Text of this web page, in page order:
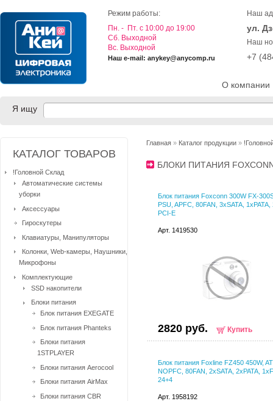
О компании
Режим работы:
Пн. - Пт. с 10:00 до 19:00
Cб. Выходной
Вс. Выходной
Наш e-mail: anykey@anycomp.ru
Наш
ул.
Наш
+7
Я ищу
Главная » Каталог продукции »
БЛОКИ ПИТАНИЯ
Блок питания Foxconn 300W FX-
PSU, APFC, 80FAN, 3xSATA, 1xPATA,
PCI-E
Арт. 1419530
2820 руб. Купить
Блок питания Foxline FZ450 450W,
NOPFC, 80FAN, 2xSATA, 2xPATA,
24+4
Арт. 1958192
КАТАЛОГ ТОВАРОВ
!Головной Склад
Автоматические системы
уборки
Аксессуары
Гироскутеры
Клавиатуры, Манипуляторы
Колонки, Web-камеры, Наушники,
Микрофоны
Комплектующие
SSD накопители
Блоки питания
Блок питания EXEGATE
Блок питания Phanteks
Блоки питания
1STPLAYER
Блоки питания Aerocool
Блоки питания AirMax
Блоки питания CBR